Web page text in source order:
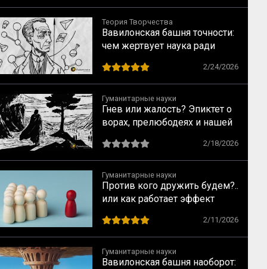
Теория Творчества
Вавилонская башня точности:
чем жертвует наука ради
2/24/2026
Гуманитарные науки
Гнев или жалость? Эпиктет о
ворах, прелюбодеях и нашей
2/18/2026
Гуманитарные науки
Против кого дружить будем?..
или как работает эффект
2/11/2026
Гуманитарные науки
Вавилонская башня наоборот: